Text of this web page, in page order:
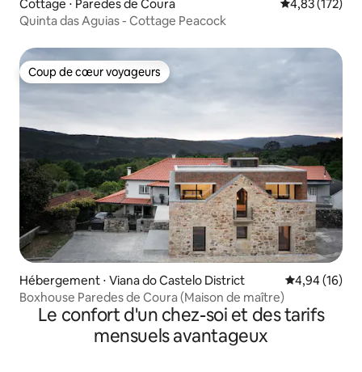
Cottage ⋅ Paredes de Coura Évaluation
4,83 (172)
Quinta das Aguias - Cottage Peacock
Coup de cœur voyageurs
Coup de cœur voyageurs
Hébergement ⋅ Viana do Castelo District Évaluation
4,94 (16)
Boxhouse Paredes de Coura (Maison de maître)
Le confort d'un chez-soi et des tarifs
mensuels avantageux